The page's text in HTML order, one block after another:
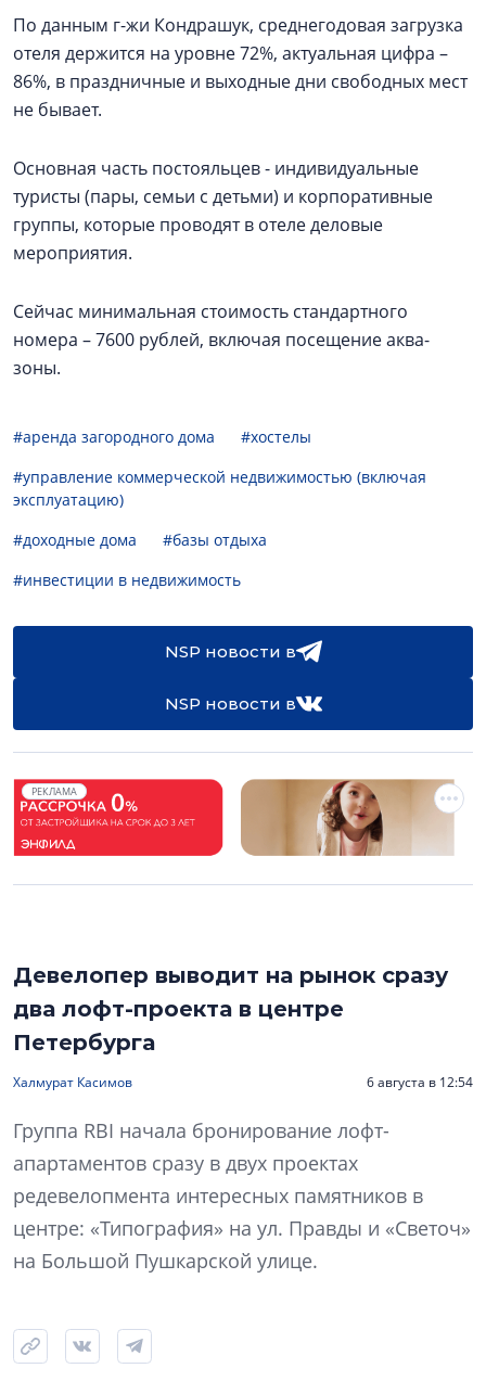
По данным г-жи Кондрашук, среднегодовая загрузка
отеля держится на уровне 72%, актуальная цифра –
86%, в праздничные и выходные дни свободных мест
не бывает.
Основная часть постояльцев - индивидуальные
туристы (пары, семьи с детьми) и корпоративные
группы, которые проводят в отеле деловые
мероприятия.
Сейчас минимальная стоимость стандартного
номера – 7600 рублей, включая посещение аква-
зоны.
#аренда загородного дома
#хостелы
#управление коммерческой недвижимостью (включая
эксплуатацию)
#доходные дома
#базы отдыха
#инвестиции в недвижимость
NSP новости в
NSP новости в
РЕКЛАМА
Девелопер выводит на рынок сразу
два лофт-проекта в центре
Петербурга
Халмурат Касимов 6 августа в 12:54
Группа RBI начала бронирование лофт-
апартаментов сразу в двух проектах
редевелопмента интересных памятников в
центре: «Типография» на ул. Правды и «Светоч»
на Большой Пушкарской улице.